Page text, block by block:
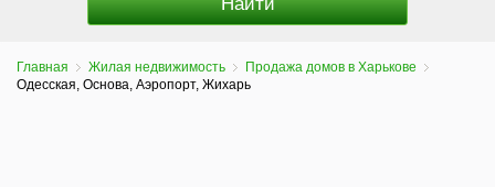
Главная Жилая недвижимость
Продажа домов в Харькове
Одесская, Основа, Аэропорт, Жихарь